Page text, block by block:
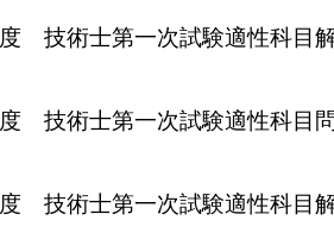
技術士第一次試験適性科目
技術士第一次試験適性科目
技術士第一次試験適性科目